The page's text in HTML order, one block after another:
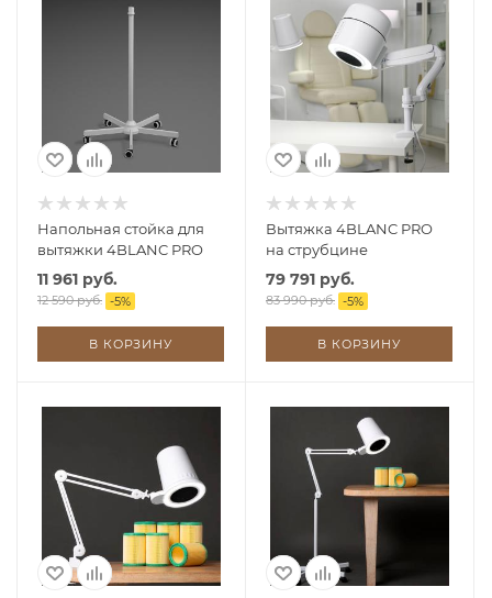
Напольная стойка для
вытяжки 4BLANC PRO
11 961 руб.
12 590 руб. -5%
В КОРЗИНУ
Вытяжка 4BLANC PRO
на струбцине
79 791 руб.
83 990 руб. -5%
В КОРЗИНУ